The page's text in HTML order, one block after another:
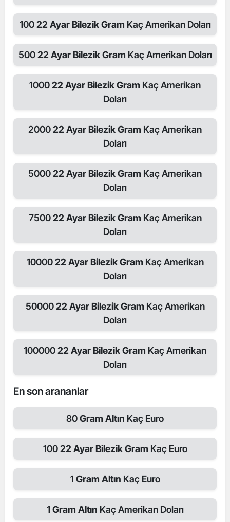
10022 Ayar Bilezik Gram Kaç Amerikan Doları
50022 Ayar Bilezik Gram Kaç Amerikan Doları
100022 Ayar Bilezik Gram Kaç Amerikan
Doları
200022 Ayar Bilezik Gram Kaç Amerikan
Doları
500022 Ayar Bilezik Gram Kaç Amerikan
Doları
750022 Ayar Bilezik Gram Kaç Amerikan
Doları
1000022 Ayar Bilezik Gram Kaç Amerikan
Doları
5000022 Ayar Bilezik Gram Kaç Amerikan
Doları
10000022 Ayar Bilezik Gram Kaç Amerikan
Doları
En son arananlar
80Gram Altın Kaç Euro
10022 Ayar Bilezik Gram Kaç Euro
1 Gram Altın Kaç Euro
1 Gram Altın Kaç Amerikan Doları